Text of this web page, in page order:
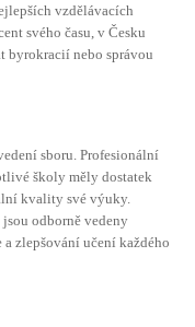
vzdělávacích
svého času, v Česku
byrokracií nebo správou
sboru. Profesionální
školy měly dostatek
kvality své výuky.
odborně vedeny
zlepšování učení každého